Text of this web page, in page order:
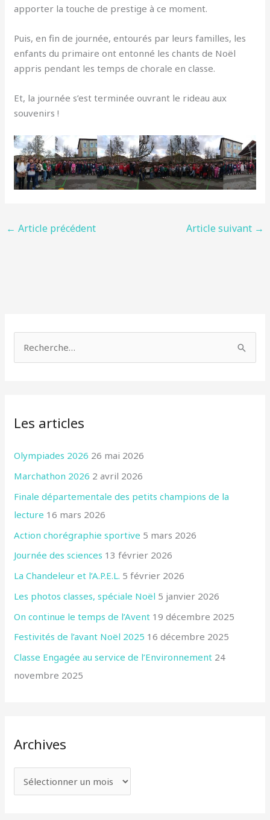
apporter la touche de prestige à ce moment.
Puis, en fin de journée, entourés par leurs familles, les
enfants du primaire ont entonné les chants de Noël
appris pendant les temps de chorale en classe.
Et, la journée s’est terminée ouvrant le rideau aux
souvenirs !
← Article précédent Article suivant →
e
c
h
e
r
Les articles
Olympiades 2026 26 mai 2026
Marchathon 2026 2 avril 2026
Finale départementale des petits champions de la
lecture 16 mars 2026
Action chorégraphie sportive 5 mars 2026
Journée des sciences 13 février 2026
La Chandeleur et l’A.P.E.L. 5 février 2026
Les photos classes, spéciale Noël 5 janvier 2026
On continue le temps de l’Avent 19 décembre 2025
Festivités de l’avant Noël 2025 16 décembre 2025
Classe Engagée au service de l’Environnement 24
novembre 2025
Archives
e